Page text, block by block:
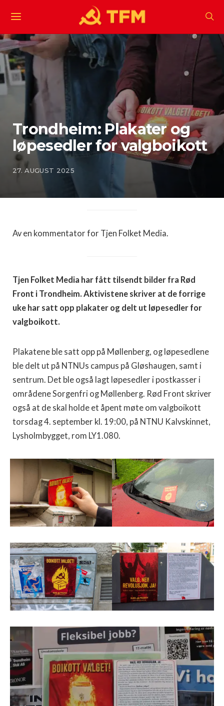
Trondheim: Plakater og
løpesedler for valgboikott
27. AUGUST 2025
Av en kommentator for Tjen Folket Media.
Tjen Folket Media har fått tilsendt bilder fra Rød
Front i Trondheim. Aktivistene skriver at de forrige
uke har satt opp plakater og delt ut løpesedler for
valgboikott.
Plakatene ble satt opp på Møllenberg, og løpesedlene
ble delt ut på NTNUs campus på Gløshaugen, samt i
sentrum. Det ble også lagt løpesedler i postkasser i
områdene Sorgenfri og Møllenberg. Rød Front skriver
også at de skal holde et åpent møte om valgboikott
torsdag 4. september kl. 19:00, på NTNU Kalvskinnet,
Lysholmbygget, rom LY1.080.